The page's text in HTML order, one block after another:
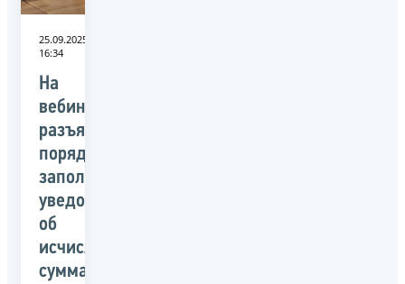
25.09.2025
16:34
На
вебинаре
разъяснят
порядок
заполнения
уведомлений
об
исчисленных
суммах